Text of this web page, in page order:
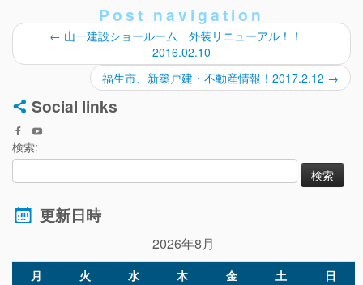
Post navigation
← 山一建設ショールーム 外装リニューアル！！
2016.02.10
福生市、新築戸建・不動産情報！2017.2.12 →
Social links
検索:
更新日時
2026年8月
月 火 水 木 金 土 日